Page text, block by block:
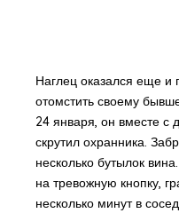
Наглец оказался еще
отомстить своему
24 января, он вместе с
скрутил охранника.
несколько бутылок
на тревожную кнопку,
несколько минут в